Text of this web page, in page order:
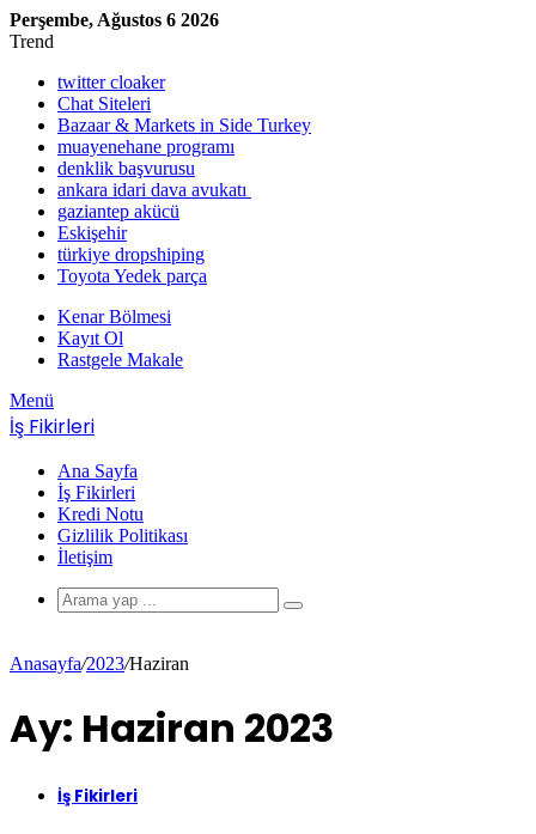
Perşembe, Ağustos 6 2026
Trend
twitter cloaker
Chat Siteleri
Bazaar & Markets in Side Turkey
muayenehane programı
denklik başvurusu
ankara idari dava avukatı
gaziantep akücü
Eskişehir
türkiye dropshiping
Toyota Yedek parça
Kenar Bölmesi
Kayıt Ol
Rastgele Makale
Menü
İş Fikirleri
Ana Sayfa
İş Fikirleri
Kredi Notu
Gizlilik Politikası
İletişim
Anasayfa/2023/Haziran
Ay: Haziran 2023
İş Fikirleri